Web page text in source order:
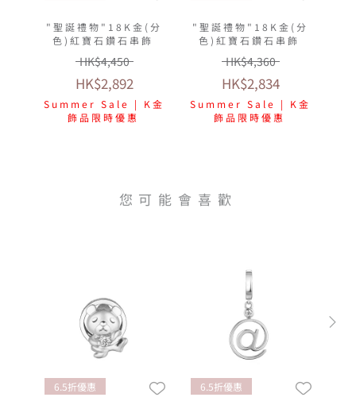
"聖誕禮物"18K金(分
色)紅寶石鑽石串飾
HK$4,450
HK$2,892
Summer Sale | K金
飾品限時優惠
"聖誕禮物"18K金(分
色)紅寶石鑽石串飾
HK$4,360
HK$2,834
Summer Sale | K金
飾品限時優惠
您可能會喜歡
6.5折優惠 6.5折優惠